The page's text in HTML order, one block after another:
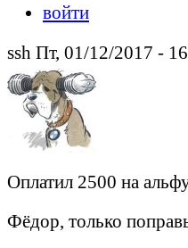
войти
ssh Пт, 01/12/2017 -
Оплатил 2500 на
Фёдор, только